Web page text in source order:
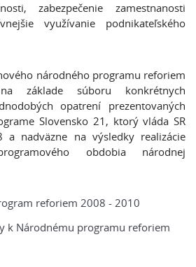
zabezpečenie zamestnanosti
využívanie podnikateľského
národného programu reforiem
základe súboru konkrétnych
opatrení prezentovaných
Slovensko 21, ktorý vláda SR
nadväzne na výsledky realizácie
obdobia národnej
reforiem 2008 - 2010
k Národnému programu reforiem